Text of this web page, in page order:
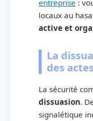
entreprise :
locaux au
active et
La
des
La sécurité
dissuasion.
signalétique